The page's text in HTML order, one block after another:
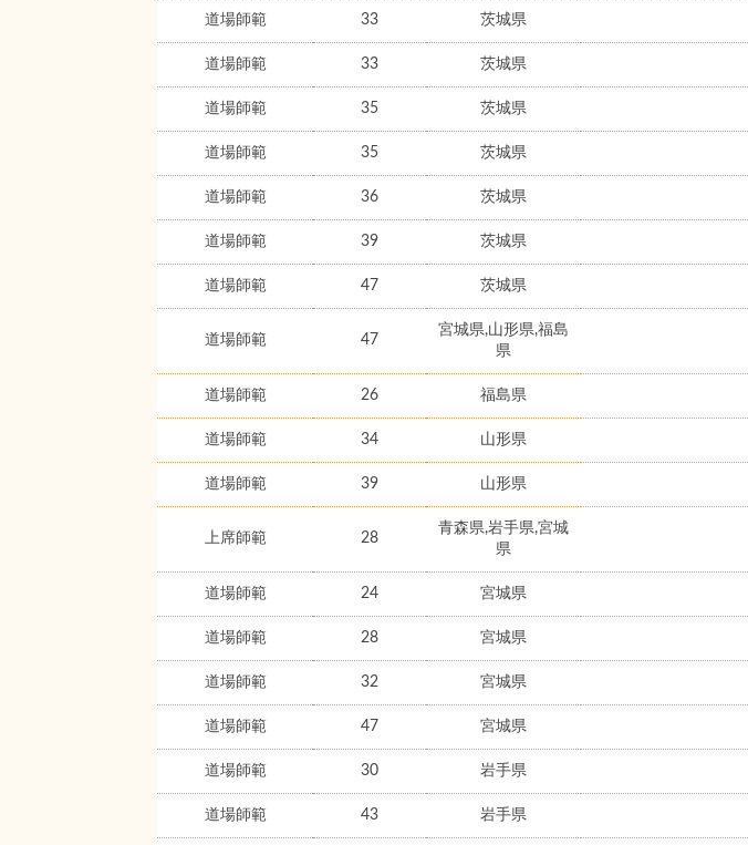
道場師範 33 茨城県
道場師範 33 茨城県
道場師範 35 茨城県
道場師範 35 茨城県
道場師範 36 茨城県
道場師範 39 茨城県
道場師範 47 茨城県
道場師範 47
宮城県,山形県,福島
県
道場師範 26 福島県
道場師範 34 山形県
道場師範 39 山形県
上席師範 28
青森県,岩手県,宮城
県
道場師範 24 宮城県
道場師範 28 宮城県
道場師範 32 宮城県
道場師範 47 宮城県
道場師範 30 岩手県
道場師範 43 岩手県